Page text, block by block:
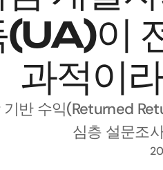
(UA)이
과적이
반 수익(Returned
심층 설문조